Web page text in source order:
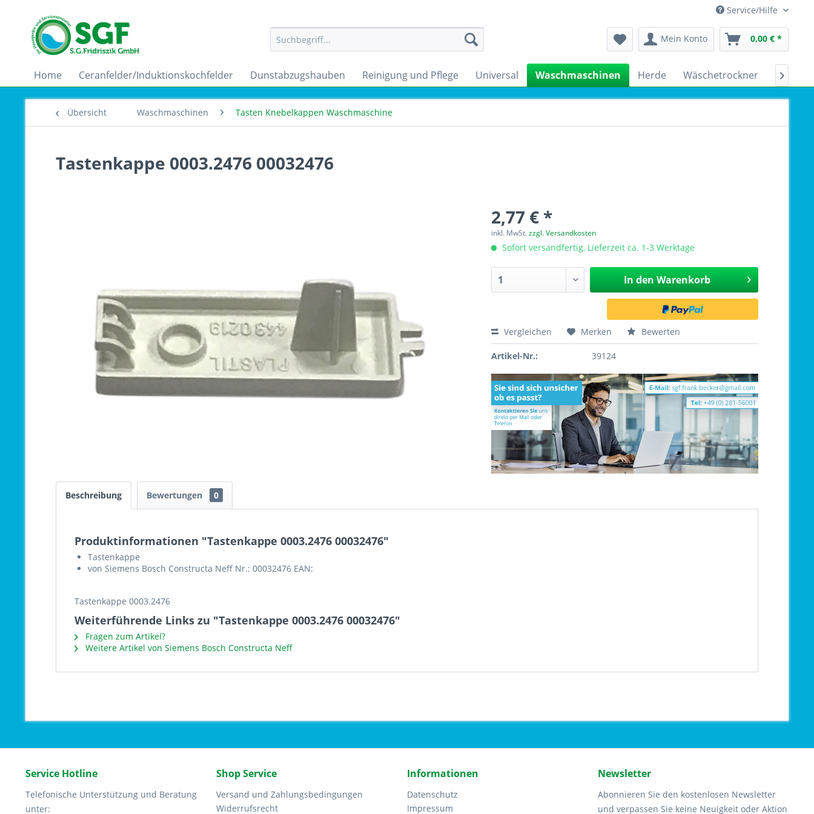
Service/Hilfe
Mein Konto 0,00 € *
Home Ceranfelder/Induktionskochfelder Dunstabzugshauben Reinigung und Pflege Universal Waschmaschinen Herde Wäschetrockner 
Übersicht Waschmaschinen Tasten Knebelkappen Waschmaschine
Tastenkappe 0003.2476 00032476
2,77 € *
inkl. MwSt.zzgl. Versandkosten
Sofort versandfertig, Lieferzeit ca. 1-3 Werktage
In den Warenkorb
Vergleichen Merken Bewerten
Artikel-Nr.: 39124
Beschreibung Bewertungen 0
Produktinformationen "Tastenkappe 0003.2476 00032476"
Tastenkappe
von Siemens Bosch Constructa Neff Nr.: 00032476 EAN:
Tastenkappe 0003.2476
Weiterführende Links zu "Tastenkappe 0003.2476 00032476"
Fragen zum Artikel?
Weitere Artikel von Siemens Bosch Constructa Neff
Service Hotline
Telefonische Unterstützung und Beratung
unter:
Shop Service
Versand und Zahlungsbedingungen
Widerrufsrecht
Informationen
Datenschutz
Impressum
Newsletter
Abonnieren Sie den kostenlosen Newsletter
und verpassen Sie keine Neuigkeit oder Aktion